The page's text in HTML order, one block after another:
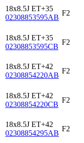
18x8.5J ET+35
02308853595AB
F2
18x8.5J ET+35
02308853595CB
F2
18x8.5J ET+42
02308854220AB
F2
18x8.5J ET+42
02308854220CB
F2
18x8.5J ET+42
02308854295AB
F2